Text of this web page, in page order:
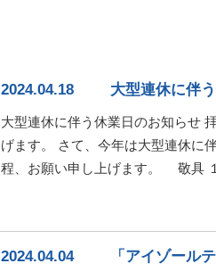
2024.04.18 大型連休に伴
大型連休に伴う休業日のお知らせ
げます。 さて、今年は大型連休に
程、お願い申し上げます。 敬具
2024.04.04 「アイゾール